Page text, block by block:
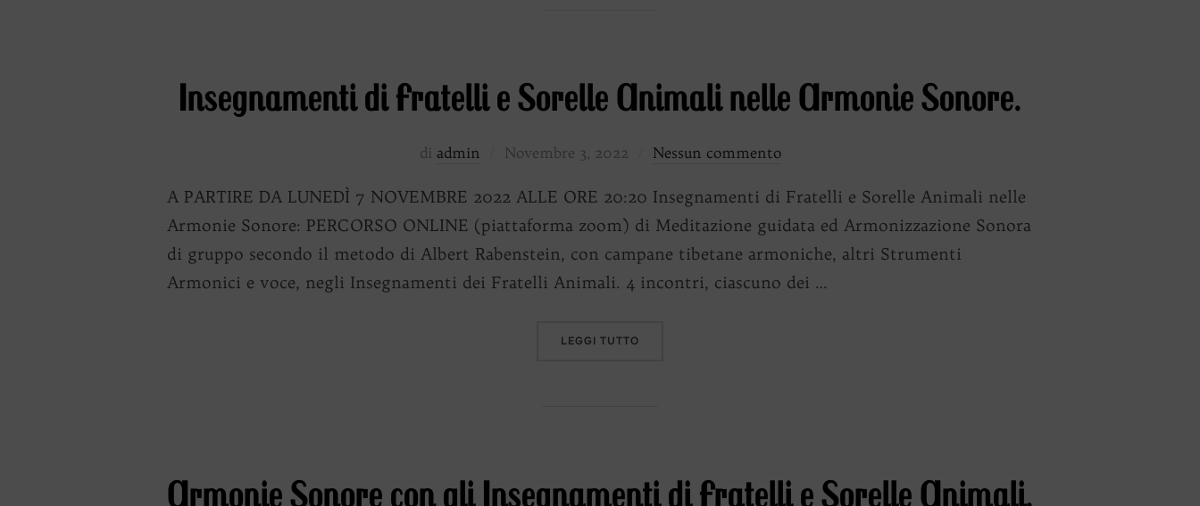
Insegnamenti di Fratelli e Sorelle Animali nelle Armonie Sonore.
di admin
Pubblicato
Novembre 3, 2022 Nessun commento
A PARTIRE DA LUNEDÌ 7 NOVEMBRE 2022 ALLE ORE 20:20 Insegnamenti di Fratelli e Sorelle Animali nelle
Armonie Sonore: PERCORSO ONLINE (piattaforma zoom) di Meditazione guidata ed Armonizzazione Sonora
di gruppo secondo il metodo di Albert Rabenstein, con campane tibetane armoniche, altri Strumenti
Armonici e voce, negli Insegnamenti dei Fratelli Animali. 4 incontri, ciascuno dei …
LEGGI TUTTO
Armonie Sonore con gli Insegnamenti di Fratelli e Sorelle Animali.